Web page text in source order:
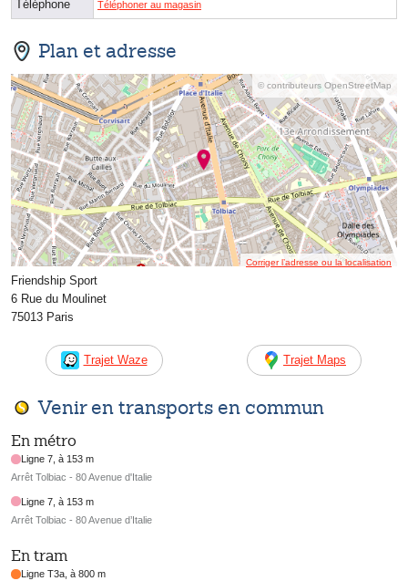
Téléphone Téléphoner au magasin
Plan et adresse
© contributeurs OpenStreetMap
Corriger l’adresse ou la localisation
Friendship Sport
6 Rue du Moulinet
75013 Paris
Trajet Waze Trajet Maps
Venir en transports en commun
En métro
Ligne 7, à 153 m
Arrêt Tolbiac - 80 Avenue d'Italie
Ligne 7, à 153 m
Arrêt Tolbiac - 80 Avenue d’Italie
En tram
Ligne T3a, à 800 m